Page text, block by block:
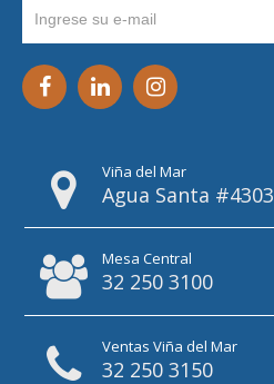
Viña del Mar
Agua Santa #4303
Mesa Central
32 250 3100
Ventas Viña del Mar
32 250 3150